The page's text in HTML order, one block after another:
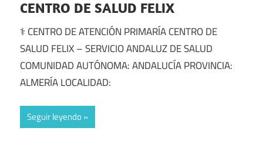
CENTRO DE SALUD FELIX
⚕️ CENTRO DE ATENCIÓN PRIMARÍA CENTRO DE
SALUD FELIX – SERVICIO ANDALUZ DE SALUD
COMUNIDAD AUTÓNOMA: ANDALUCÍA PROVINCIA:
ALMERÍA LOCALIDAD:
Seguir leyendo